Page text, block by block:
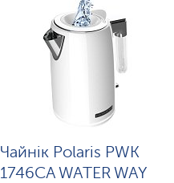
Чайнік Polaris PWK
1746CA WATER WAY